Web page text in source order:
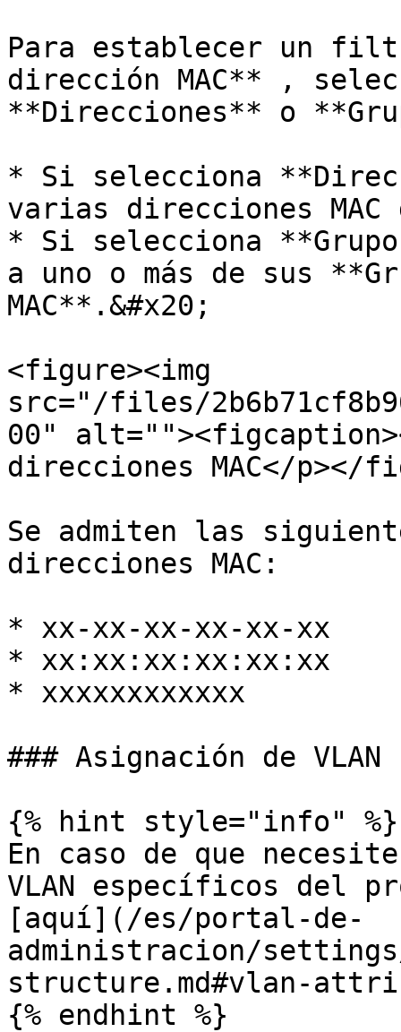
Para establecer un
dirección MAC** ,
**Direcciones** o
* Si selecciona
varias direcciones
* Si selecciona
a uno o más de sus
MAC**.&#x20;
<figure><img
src="/files/
00"
direcciones MAC</p></
Se admiten las
direcciones MAC:
* xx-xx-xx-xx-xx-xx
* xx:xx:xx:xx:xx:xx
* xxxxxxxxxxxx
### Asignación de VLAN
{% hint style="info" %}
En caso de que
VLAN específicos del
[aquí](/es/portal-de-
administracion/
structure.md#vlan-
{% endhint %}